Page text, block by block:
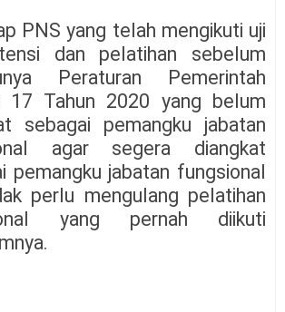
PNS yang telah mengikuti uji
dan pelatihan sebelum
Peraturan Pemerintah
17 Tahun 2020 yang belum
sebagai pemangku jabatan
agar segera diangkat
pemangku jabatan fungsional
perlu mengulang pelatihan
yang pernah diikuti